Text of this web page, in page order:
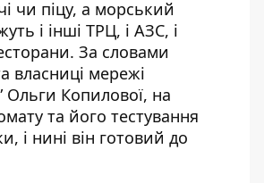
чи піцу, а морський
і інші ТРЦ, і АЗС, і
За словами
власниці мережі
Ольги Копилової, на
та його тестування
і нині він готовий до